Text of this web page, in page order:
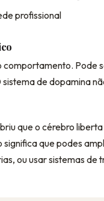
profissional
Pode
de dopamina
que o cérebro
que podes
ou usar sistemas de